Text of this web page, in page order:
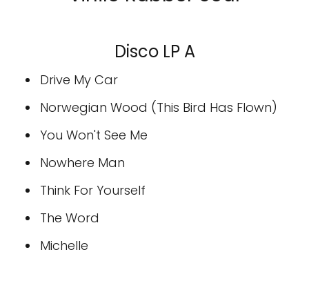
Disco LP A
Drive My Car
Norwegian Wood (This Bird Has Flown)
You Won't See Me
Nowhere Man
Think For Yourself
The Word
Michelle